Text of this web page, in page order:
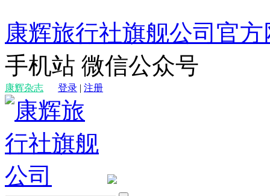
康辉旅行社旗舰公司官方
手机站 微信公众号
康辉杂志 登录 | 注册